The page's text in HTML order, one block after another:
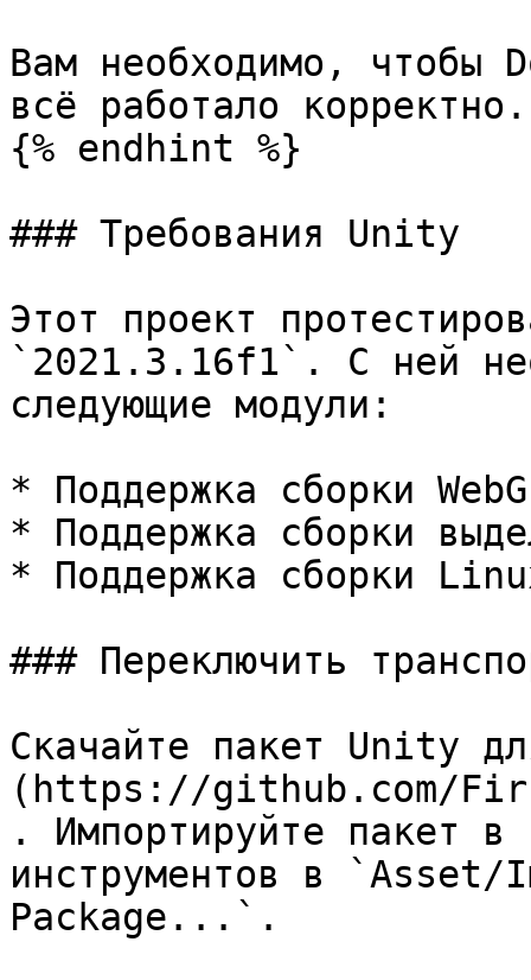
Вам необходимо, чтобы
всё работало корректно.
{% endhint %}
### Требования Unity
Этот проект
`2021.3.16f1`. С ней
следующие модули:
* Поддержка сборки
* Поддержка сборки
* Поддержка сборки
### Переключить
Скачайте пакет Unity
(https://github.com/
. Импортируйте пакет в
инструментов в `Asset/
Package...`.